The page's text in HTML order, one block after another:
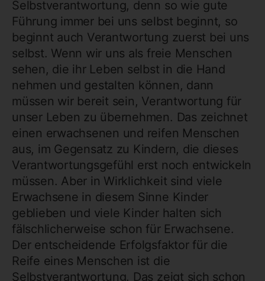
Selbstverantwortung, denn so wie gute
Führung immer bei uns selbst beginnt, so
beginnt auch Verantwortung zuerst bei uns
selbst. Wenn wir uns als freie Menschen
sehen, die ihr Leben selbst in die Hand
nehmen und gestalten können, dann
müssen wir bereit sein, Verantwortung für
unser Leben zu übernehmen. Das zeichnet
einen erwachsenen und reifen Menschen
aus, im Gegensatz zu Kindern, die dieses
Verantwortungsgefühl erst noch entwickeln
müssen. Aber in Wirklichkeit sind viele
Erwachsene in diesem Sinne Kinder
geblieben und viele Kinder halten sich
fälschlicherweise schon für Erwachsene.
Der entscheidende Erfolgsfaktor für die
Reife eines Menschen ist die
Selbstverantwortung. Das zeigt sich schon